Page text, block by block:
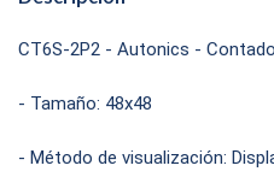
CT6S-2P2 - Autonics -
- Tamaño: 48x48
- Método de visualización: